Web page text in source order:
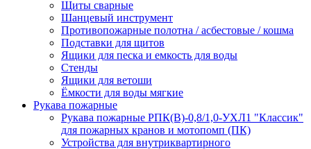
Щиты сварные
Шанцевый инструмент
Противопожарные полотна / асбестовые / кошма
Подставки для щитов
Ящики для песка и емкость для воды
Стенды
Ящики для ветоши
Ёмкости для воды мягкие
Рукава пожарные
Рукава пожарные РПК(В)-0,8/1,0-УХЛ1 "Классик"
для пожарных кранов и мотопомп (ПК)
Устройства для внутриквартирного